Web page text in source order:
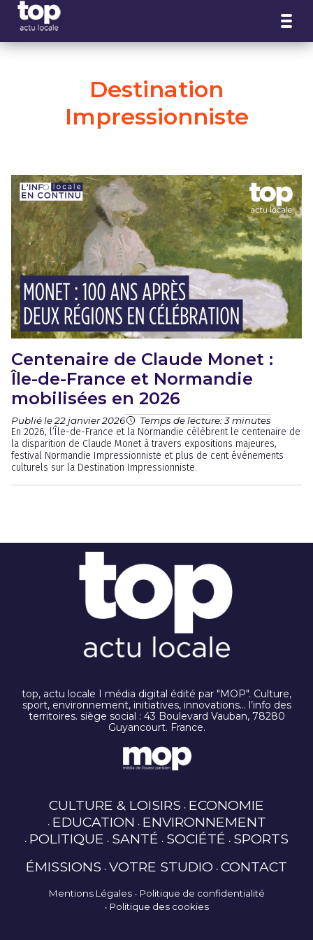
Destination
Impressionniste
Centenaire de Claude Monet :
Île-de-France et Normandie
mobilisées en 2026
Publié le 22 janvier 2026 Temps de lecture: 3 minutes
En 2026, l’Île-de-France et la Normandie célèbrent le centenaire de
la disparition de Claude Monet à travers expositions majeures,
festival Normandie Impressionniste et plus de cent événements
culturels sur la Destination Impressionniste.
top, actu locale I média digital édité par "MOP". Culture,
sport, environnement, initiatives, innovations… l’info des
territoires. siège social : 43 Boulevard Vauban, 78280
Guyancourt. France.
CULTURE & LOISIRS ECONOMIE
EDUCATION ENVIRONNEMENT
POLITIQUE SANTÉ SOCIÉTÉ SPORTS
ÉMISSIONS VOTRE STUDIO CONTACT
Mentions Légales
Politique de confidentialité
Politique des cookies
Panneau de gestion des cookies